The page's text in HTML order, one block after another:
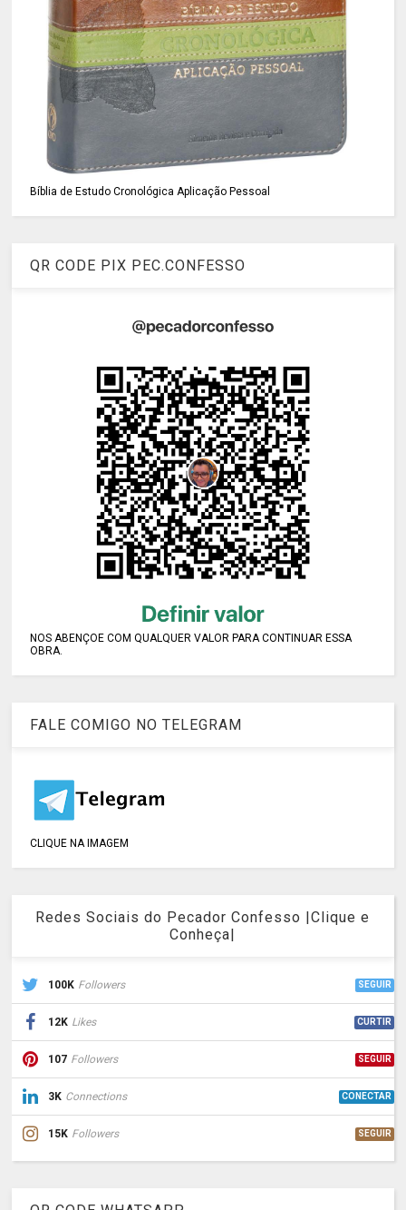
Bíblia de Estudo Cronológica Aplicação Pessoal
QR CODE PIX PEC.CONFESSO
NOS ABENÇOE COM QUALQUER VALOR PARA CONTINUAR ESSA
OBRA.
FALE COMIGO NO TELEGRAM
CLIQUE NA IMAGEM
Redes Sociais do Pecador Confesso |Clique e
Conheça|
100K Followers SEGUIR
12K Likes CURTIR
107 Followers SEGUIR
3K Connections CONECTAR
15K Followers SEGUIR